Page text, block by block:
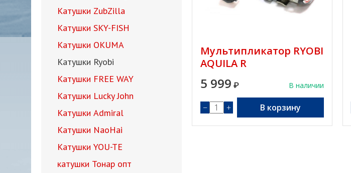
Катушки ZubZilla
Катушки SKY-FISH
Катушки OKUMA
Катушки Ryobi
Катушки FREE WAY
Катушки Lucky John
Катушки Admiral
Катушки NaoHai
Катушки YOU-TE
катушки Тонар опт
Мультипликатор RYOBI
AQUILA R
5 999 ₽ В наличии
− + В корзину